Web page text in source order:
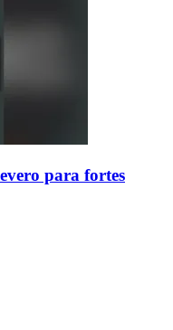
para fortes